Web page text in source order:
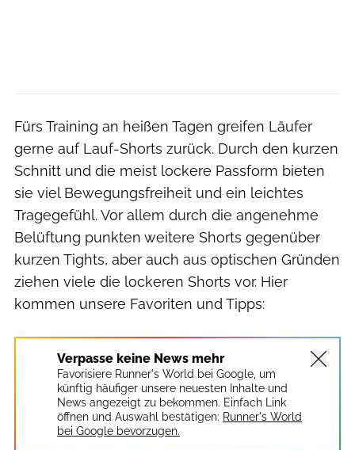
Fürs Training an heißen Tagen greifen Läufer
gerne auf Lauf-Shorts zurück. Durch den kurzen
Schnitt und die meist lockere Passform bieten
sie viel Bewegungsfreiheit und ein leichtes
Tragegefühl. Vor allem durch die angenehme
Belüftung punkten weitere Shorts gegenüber
kurzen Tights, aber auch aus optischen Gründen
ziehen viele die lockeren Shorts vor. Hier
kommen unsere Favoriten und Tipps:
Verpasse keine News mehr
Favorisiere Runner's World bei Google, um
künftig häufiger unsere neuesten Inhalte und
News angezeigt zu bekommen. Einfach Link
öffnen und Auswahl bestätigen: Runner's World
bei Google bevorzugen.